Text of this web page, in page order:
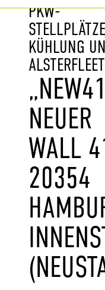
PKW-
KÜHLUNG
NEUER
WALL
20354